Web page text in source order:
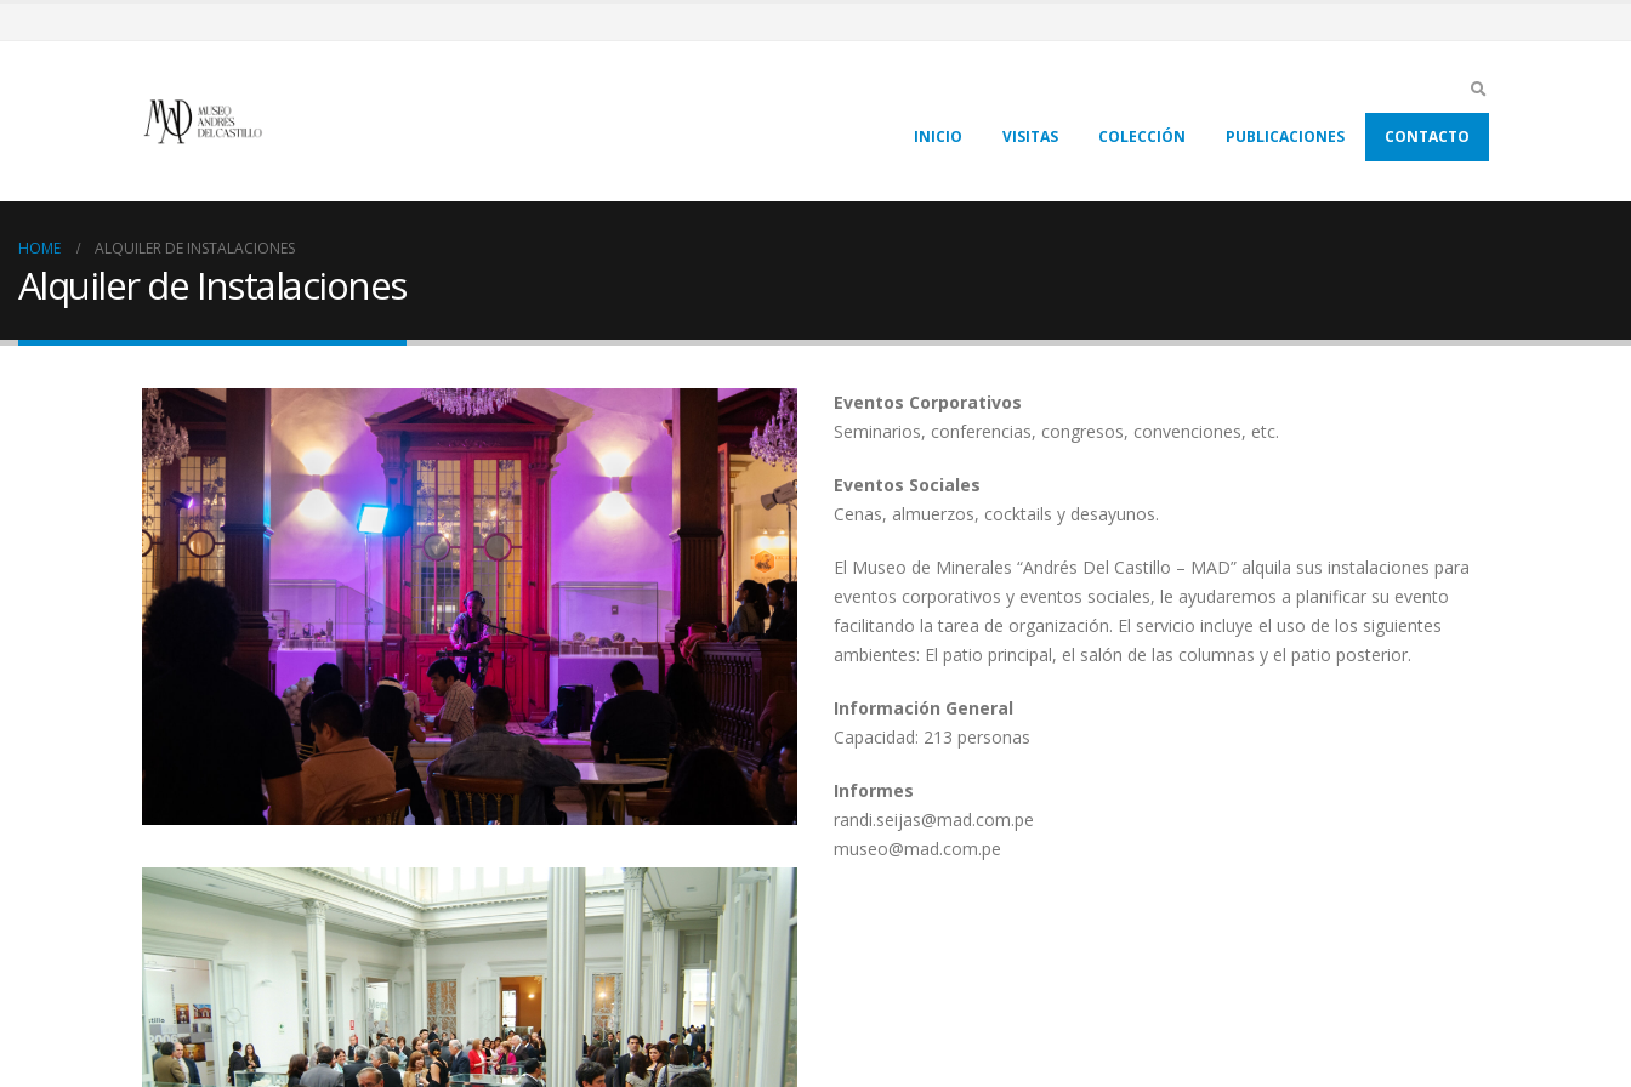
INICIO VISITAS COLECCIÓN PUBLICACIONES CONTACTO
HOME ALQUILER DE INSTALACIONES
Alquiler de Instalaciones
Eventos Corporativos
Seminarios, conferencias, congresos, convenciones, etc.
Eventos Sociales
Cenas, almuerzos, cocktails y desayunos.
El Museo de Minerales “Andrés Del Castillo – MAD” alquila sus instalaciones para
eventos corporativos y eventos sociales, le ayudaremos a planificar su evento
facilitando la tarea de organización. El servicio incluye el uso de los siguientes
ambientes: El patio principal, el salón de las columnas y el patio posterior.
Información General
Capacidad: 213 personas
Informes
randi.seijas@mad.com.pe
museo@mad.com.pe